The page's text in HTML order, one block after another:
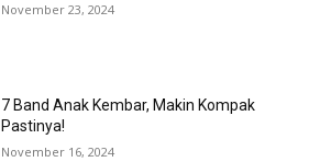
November 23, 2024
7 Band Anak Kembar, Makin Kompak
Pastinya!
November 16, 2024